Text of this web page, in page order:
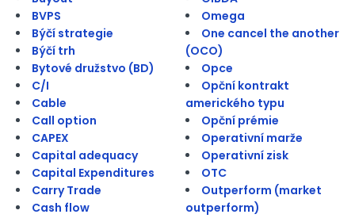
BVPS
Býčí strategie
Býčí trh
Bytové družstvo (BD)
C/I
Cable
Call option
CAPEX
Capital adequacy
Capital Expenditures
Carry Trade
Cash flow
Omega
One cancel the another
(OCO)
Opce
Opční kontrakt
amerického typu
Opční prémie
Operativní marže
Operativní zisk
OTC
Outperform (market
outperform)